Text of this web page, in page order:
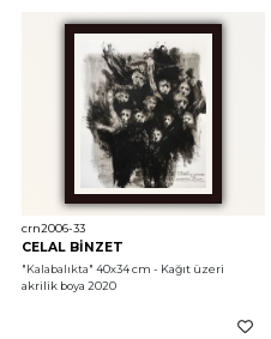
crn2006-33
CELAL BİNZET
"Kalabalıkta" 40x34 cm - Kağıt üzeri
akrilik boya 2020